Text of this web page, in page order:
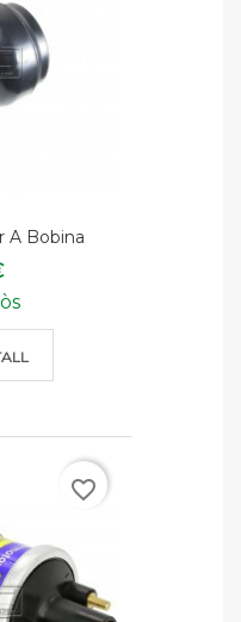
A Bobina
favorite_border